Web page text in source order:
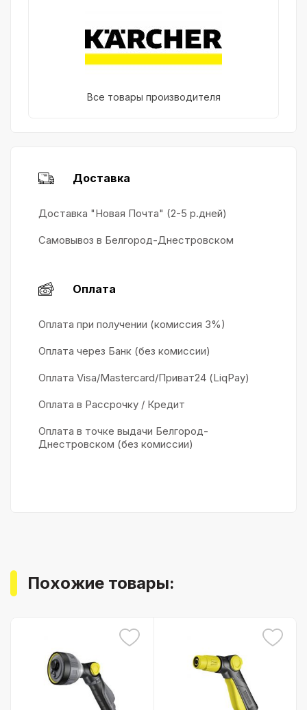
Все товары производителя
Доставка
Доставка "Новая Почта" (2-5 р.дней)
Самовывоз в Белгород-Днестровском
Оплата
Оплата при получении (комиссия 3%)
Оплата через Банк (без комиссии)
Оплата Visa/Mastercard/Приват24 (LiqPay)
Оплата в Рассрочку / Кредит
Оплата в точке выдачи Белгород-
Днестровском (без комиссии)
Похожие товары: